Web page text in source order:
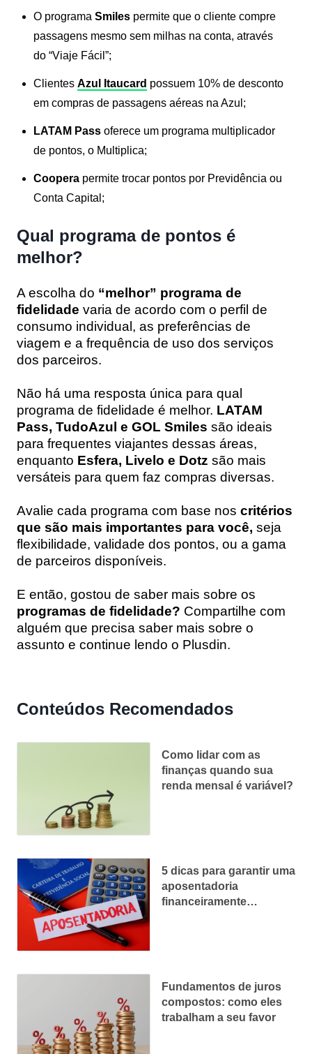
O programa Smiles permite que o cliente compre
passagens mesmo sem milhas na conta, através
do “Viaje Fácil”;
Clientes Azul Itaucard possuem 10% de desconto
em compras de passagens aéreas na Azul;
LATAM Pass oferece um programa multiplicador
de pontos, o Multiplica;
Coopera permite trocar pontos por Previdência ou
Conta Capital;
Qual programa de pontos é
melhor?
A escolha do “melhor” programa de
fidelidade varia de acordo com o perfil de
consumo individual, as preferências de
viagem e a frequência de uso dos serviços
dos parceiros.
Não há uma resposta única para qual
programa de fidelidade é melhor. LATAM
Pass, TudoAzul e GOL Smiles são ideais
para frequentes viajantes dessas áreas,
enquanto Esfera, Livelo e Dotz são mais
versáteis para quem faz compras diversas.
Avalie cada programa com base nos critérios
que são mais importantes para você, seja
flexibilidade, validade dos pontos, ou a gama
de parceiros disponíveis.
E então, gostou de saber mais sobre os
programas de fidelidade? Compartilhe com
alguém que precisa saber mais sobre o
assunto e continue lendo o Plusdin.
Conteúdos Recomendados
Como lidar com as
finanças quando sua
renda mensal é variável?
5 dicas para garantir uma
aposentadoria
financeiramente
Fundamentos de juros
compostos: como eles
trabalham a seu favor